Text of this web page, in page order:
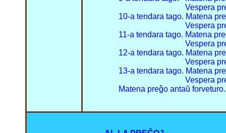
Vespera preĝo.
10-a tendara tago. Matena
Vespera preĝo.
11-a tendara tago. Matena
Vespera preĝo.
12-a tendara tago. Matena
Vespera preĝo.
13-a tendara tago. Matena
Vespera preĝo.
Matena preĝo antaŭ